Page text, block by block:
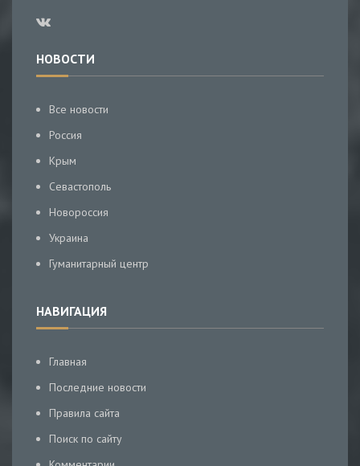
НОВОСТИ
Все новости
Россия
Крым
Севастополь
Новороссия
Украина
Гуманитарный центр
НАВИГАЦИЯ
Главная
Последние новости
Правила сайта
Поиск по сайту